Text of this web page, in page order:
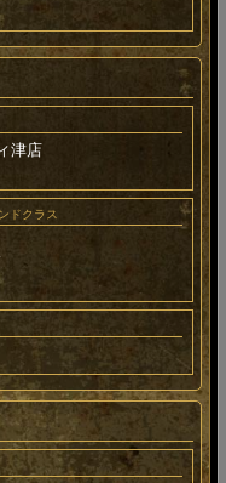
津店
ドクラス